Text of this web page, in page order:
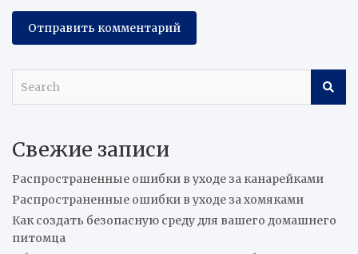
c
Свежие записи
Распространенные ошибки в уходе за канарейками
Распространенные ошибки в уходе за хомяками
Как создать безопасную среду для вашего домашнего
питомца